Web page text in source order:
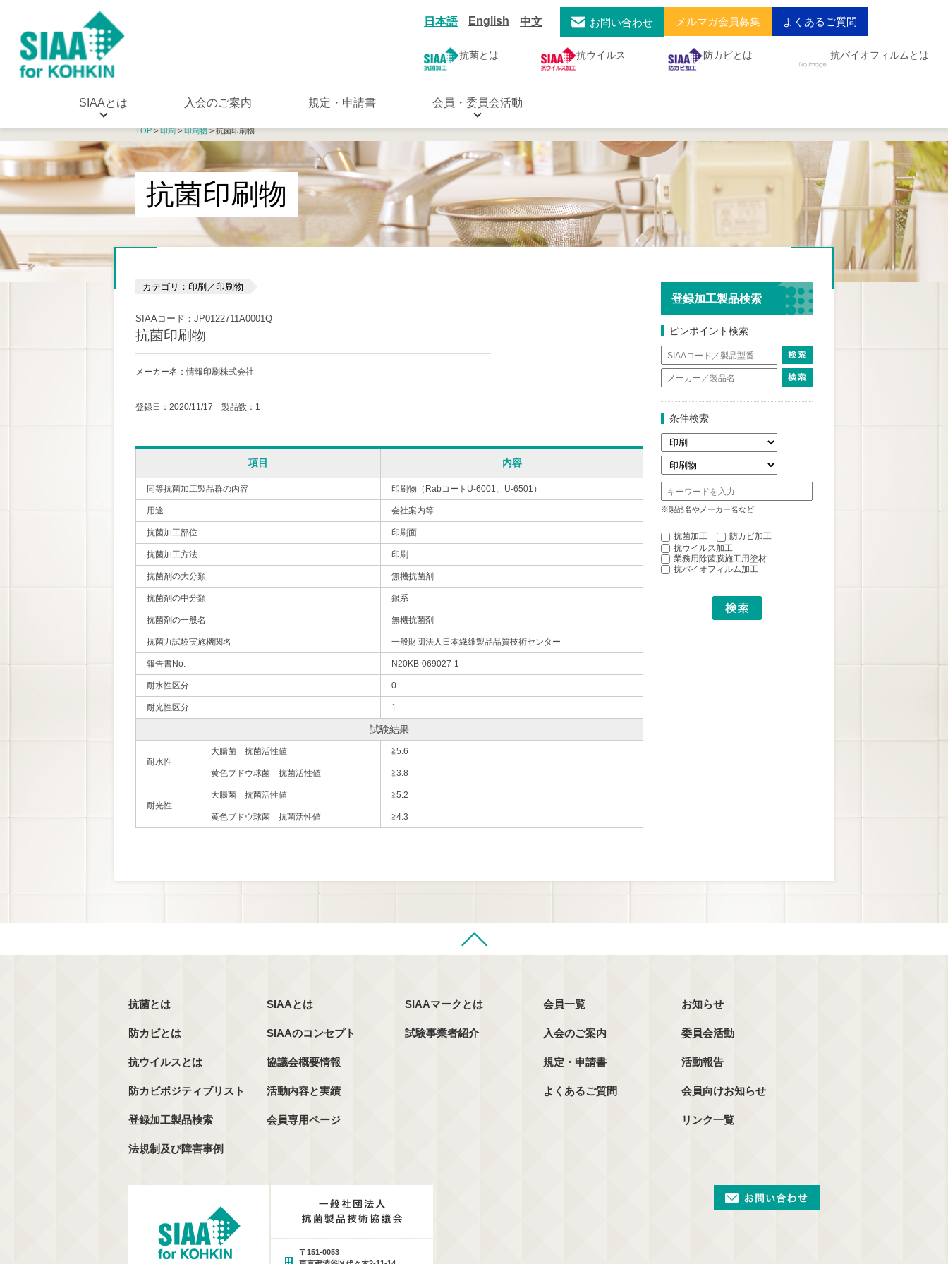
日本語 English 中文 お問い合わせ メルマガ会員募集 よくあるご質問
抗菌とは 抗ウイルス 防カビとは 抗バイオフィルムとは
SIAAとは 入会のご案内 規定・申請書 会員・委員会活動
TOP>印刷>印刷物> 抗菌印刷物
抗菌印刷物
カテゴリ：印刷／印刷物
SIAAコード：JP0122711A0001Q
抗菌印刷物
メーカー名：情報印刷株式会社
登録日：2020/11/17 製品数：1
項目 内容
同等抗菌加工製品群の内容 印刷物（RabコートU-6001、U-6501）
用途 会社案内等
抗菌加工部位 印刷面
抗菌加工方法 印刷
抗菌剤の大分類 無機抗菌剤
抗菌剤の中分類 銀系
抗菌剤の一般名 無機抗菌剤
抗菌力試験実施機関名 一般財団法人日本繊維製品品質技術センター
報告書No. N20KB-069027-1
耐水性区分 0
耐光性区分 1
試験結果
耐水性
大腸菌 抗菌活性値 ≧5.6
黄色ブドウ球菌 抗菌活性値 ≧3.8
耐光性
大腸菌 抗菌活性値 ≧5.2
黄色ブドウ球菌 抗菌活性値 ≧4.3
登録加工製品検索
ピンポイント検索
条件検索
※製品名やメーカー名など
抗菌加工
防カビ加工
抗ウイルス加工
業務用除菌膜施工用塗材
抗バイオフィルム加工
抗菌とは
防カビとは
抗ウイルスとは
防カビポジティブリスト
登録加工製品検索
法規制及び障害事例
SIAAとは
SIAAのコンセプト
協議会概要情報
活動内容と実績
会員専用ページ
SIAAマークとは
試験事業者紹介
会員一覧
入会のご案内
規定・申請書
よくあるご質問
お知らせ
委員会活動
活動報告
会員向けお知らせ
リンク一覧
〒151-0053